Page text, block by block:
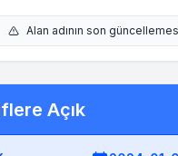
Alan adının son
Açık